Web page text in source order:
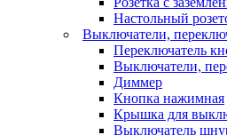
Настольный
Выключатели,
Переключатель
Выключатели,
Диммер
Кнопка нажимная
Крышка для
Выключатель